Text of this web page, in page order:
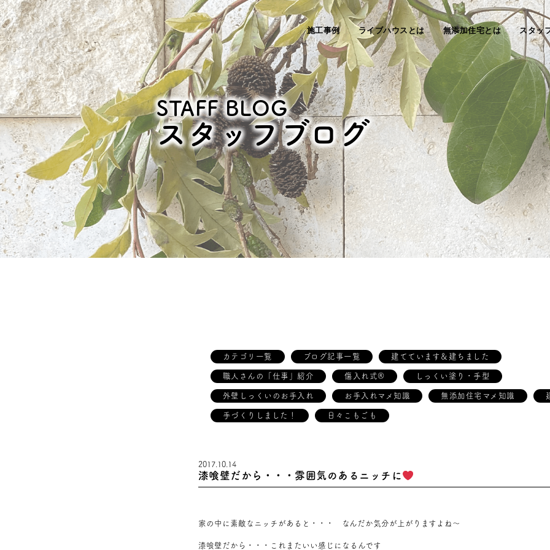
施工事例 ライブハウスとは 無添加住宅とは スタッ
STAFF BLOG
スタッフブログ
カテゴリ一覧 ブログ記事一覧 建てています＆建ちました
職人さんの「仕事」紹介 傷入れ式® しっくい塗り・手型
外壁しっくいのお手入れ お手入れマメ知識 無添加住宅マメ知識
手づくりしました！ 日々こもごも
2017.10.14
漆喰壁だから・・・雰囲気のあるニッチに
家の中に素敵なニッチがあると・・・ なんだか気分が上がり ますよね～
漆喰壁だから・・・これまたいい感じになるんです